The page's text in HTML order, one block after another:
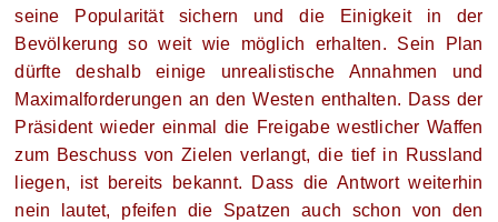
seine Popularität sichern und die Einigkeit in der
Bevölkerung so weit wie möglich erhalten. Sein Plan
dürfte deshalb einige unrealistische Annahmen und
Maximalforderungen an den Westen enthalten. Dass der
Präsident wieder einmal die Freigabe westlicher Waffen
zum Beschuss von Zielen verlangt, die tief in Russland
liegen, ist bereits bekannt. Dass die Antwort weiterhin
nein lautet, pfeifen die Spatzen auch schon von den